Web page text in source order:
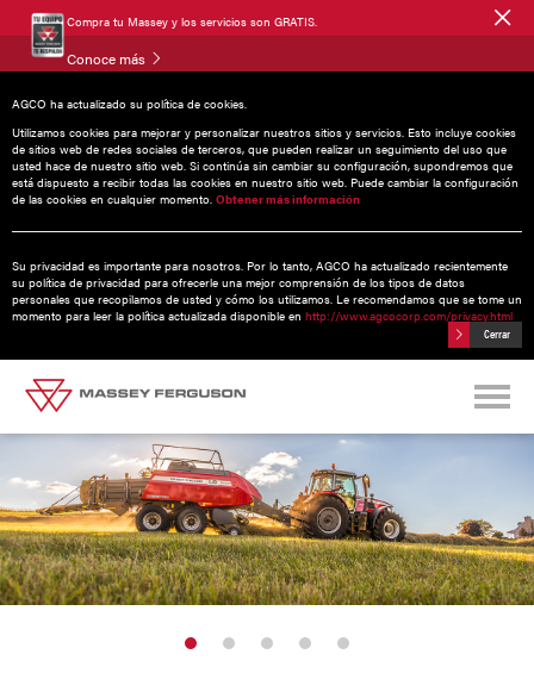
Compra tu Massey y los servicios son GRATIS.
Conoce más
AGCO ha actualizado su política de cookies.
Utilizamos cookies para mejorar y personalizar nuestros sitios y servicios. Esto incluye cookies
de sitios web de redes sociales de terceros, que pueden realizar un seguimiento del uso que
usted hace de nuestro sitio web. Si continúa sin cambiar su configuración, supondremos que
está dispuesto a recibir todas las cookies en nuestro sitio web. Puede cambiar la configuración
de las cookies en cualquier momento. Obtener más información
Su privacidad es importante para nosotros. Por lo tanto, AGCO ha actualizado recientemente
su política de privacidad para ofrecerle una mejor comprensión de los tipos de datos
personales que recopilamos de usted y cómo los utilizamos. Le recomendamos que se tome un
momento para leer la política actualizada disponible en http://www.agcocorp.com/privacy.html
Cerrar
LB2200| 0 HP